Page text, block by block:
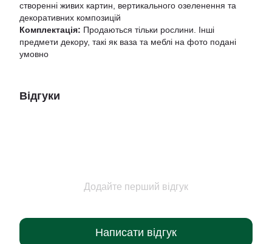
створенні живих картин, вертикального озеленення та
декоративних композицій
Комплектація: Продаються тільки рослини. Інші
предмети декору, такі як ваза та меблі на фото подані
умовно
Відгуки
Додайте перший відгук
Написати відгук